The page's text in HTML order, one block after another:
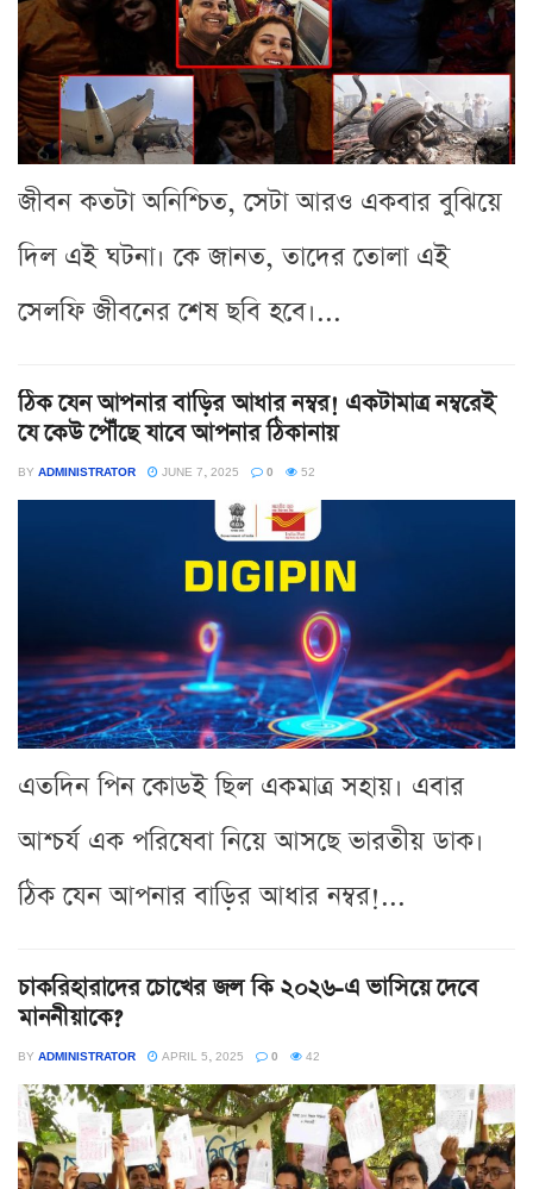
জীবন কতটা অনিশ্চিত, সেটা আরও একবার বুঝিয়ে
দিল এই ঘটনা। কে জানত, তাদের তোলা এই
সেলফি জীবনের শেষ ছবি হবে।...
ঠিক যেন আপনার বাড়ির আধার নম্বর! একটামাত্র নম্বরেই
যে কেউ পৌঁছে যাবে আপনার ঠিকানায়
BY ADMINISTRATOR JUNE 7, 2025 0 52
এতদিন পিন কোডই ছিল একমাত্র সহায়। এবার
আশ্চর্য এক পরিষেবা নিয়ে আসছে ভারতীয় ডাক।
ঠিক যেন আপনার বাড়ির আধার নম্বর!...
চাকরিহারাদের চোখের জল কি ২০২৬-এ ভাসিয়ে দেবে
মাননীয়াকে?
BY ADMINISTRATOR APRIL 5, 2025 0 42